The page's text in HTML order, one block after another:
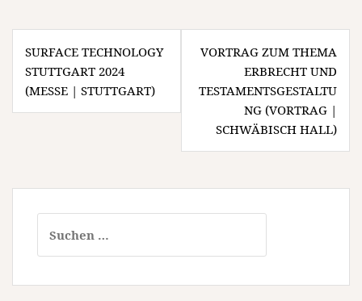
Beitragsnavigation
SURFACE TECHNOLOGY
STUTTGART 2024
(MESSE | STUTTGART)
VORTRAG ZUM THEMA
ERBRECHT UND
TESTAMENTSGESTALTU
NG (VORTRAG |
SCHWÄBISCH HALL)
nach: